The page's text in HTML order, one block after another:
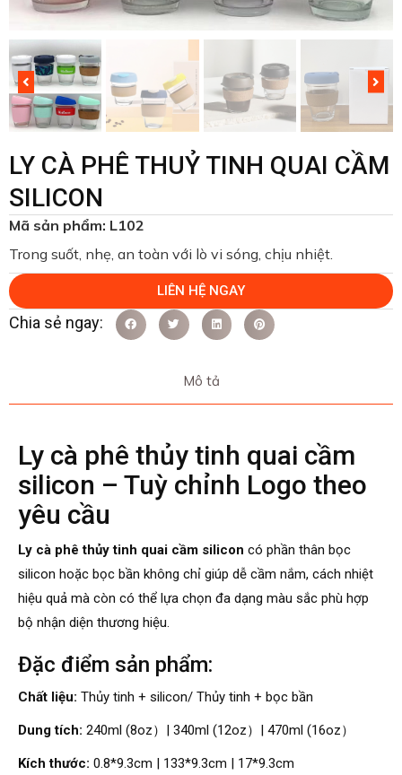
LY CÀ PHÊ THUỶ TINH QUAI CẦM
SILICON
Mã sản phẩm: L102
Trong suốt, nhẹ, an toàn với lò vi sóng, chịu nhiệt.
LIÊN HỆ NGAY
Mô tả
Ly cà phê thủy tinh quai cầm
silicon – Tuỳ chỉnh Logo theo
yêu cầu
Ly cà phê thủy tinh quai cầm silicon có phần thân bọc
silicon hoặc bọc bần không chỉ giúp dễ cầm nắm, cách nhiệt
hiệu quả mà còn có thể lựa chọn đa dạng màu sắc phù hợp
bộ nhận diện thương hiệu.
Đặc điểm sản phẩm:
Chất liệu: Thủy tinh + silicon/ Thủy tinh + bọc bần
Dung tích: 240ml (8oz）| 340ml (12oz）| 470ml (16oz）
Kích thước: 0.8*9.3cm | 133*9.3cm | 17*9.3cm